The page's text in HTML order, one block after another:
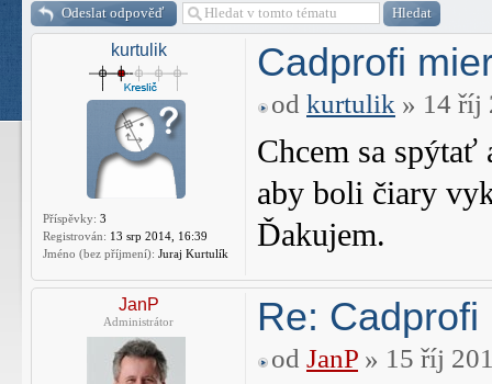
Odeslat odpověď
kurtulik
Příspěvky: 3
Registrován: 13 srp 2014, 16:39
Jméno (bez příjmení): Juraj Kurtulík
Cadprofi
od kurtulik » 14 říj
Chcem sa
aby boli čiary
Ďakujem.
JanP
Administrátor Re:
od JanP » 15 říj